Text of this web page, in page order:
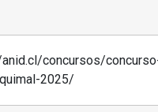
concursos/
2025/